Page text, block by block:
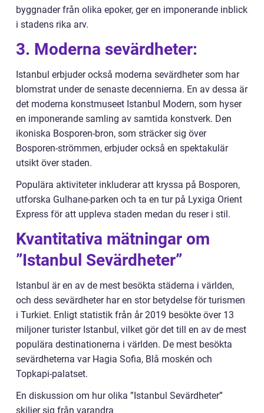
byggnader från olika epoker, ger en imponerande inblick
i stadens rika arv.
3. Moderna sevärdheter:
Istanbul erbjuder också moderna sevärdheter som har
blomstrat under de senaste decennierna. En av dessa är
det moderna konstmuseet Istanbul Modern, som hyser
en imponerande samling av samtida konstverk. Den
ikoniska Bosporen-bron, som sträcker sig över
Bosporen-strömmen, erbjuder också en spektakulär
utsikt över staden.
Populära aktiviteter inkluderar att kryssa på Bosporen,
utforska Gulhane-parken och ta en tur på Lyxiga Orient
Express för att uppleva staden medan du reser i stil.
Kvantitativa mätningar om
”Istanbul Sevärdheter”
Istanbul är en av de mest besökta städerna i världen,
och dess sevärdheter har en stor betydelse för turismen
i Turkiet. Enligt statistik från år 2019 besökte över 13
miljoner turister Istanbul, vilket gör det till en av de mest
populära destinationerna i världen. De mest besökta
sevärdheterna var Hagia Sofia, Blå moskén och
Topkapi-palatset.
En diskussion om hur olika ”Istanbul Sevärdheter”
skiljer sig från varandra